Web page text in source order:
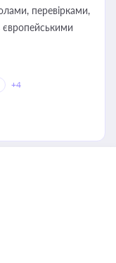
перевірками,
європейськими
+4